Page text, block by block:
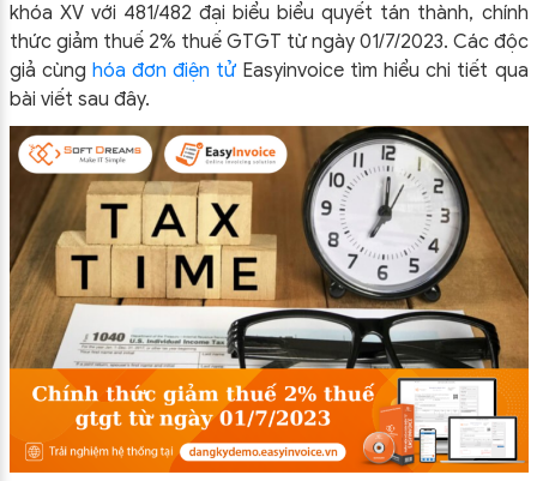
khóa XV với 481/482 đại biểu biểu quyết tán thành, chính
thức giảm thuế 2% thuế GTGT từ ngày 01/7/2023. Các độc
giả cùng hóa đơn điện tửEasyinvoice tìm hiểu chi tiết qua
bài viết sau đây.